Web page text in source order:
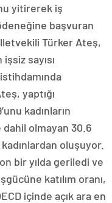
yitirerek iş
başvuran
Türker Ateş,
sayısı
yaptığı
kadınların
olmayan 30.6
oluşuyor.
bir yılda geriledi ve
katılım oranı,
içinde açık ara en